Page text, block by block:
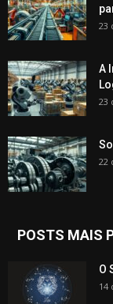
23
A
23
22
POSTS MAIS
O
14